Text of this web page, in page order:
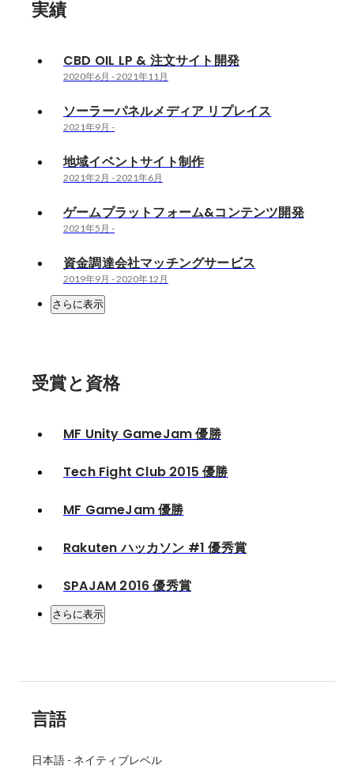
実績
CBD OIL LP & 注文サイト開発
2020年6月 -2021年11月
ソーラーパネルメディア リプレイス
2021年9月 -
地域イベントサイト制作
2021年2月 -2021年6月
ゲームプラットフォーム&コンテンツ開発
2021年5月 -
資金調達会社マッチングサービス
2019年9月 -2020年12月
さらに表示
受賞と資格
MF Unity GameJam 優勝
Tech Fight Club 2015 優勝
MF GameJam 優勝
Rakuten ハッカソン #1 優秀賞
SPAJAM 2016 優秀賞
さらに表示
言語
日本語 - ネイティブレベル